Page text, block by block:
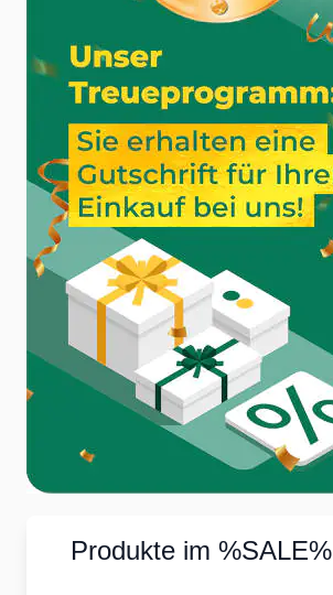
Produkte im %SALE%